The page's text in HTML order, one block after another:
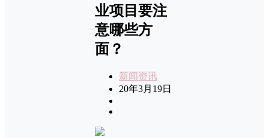
业项目要注
意哪些方
面？
新闻资讯
20年3月19日